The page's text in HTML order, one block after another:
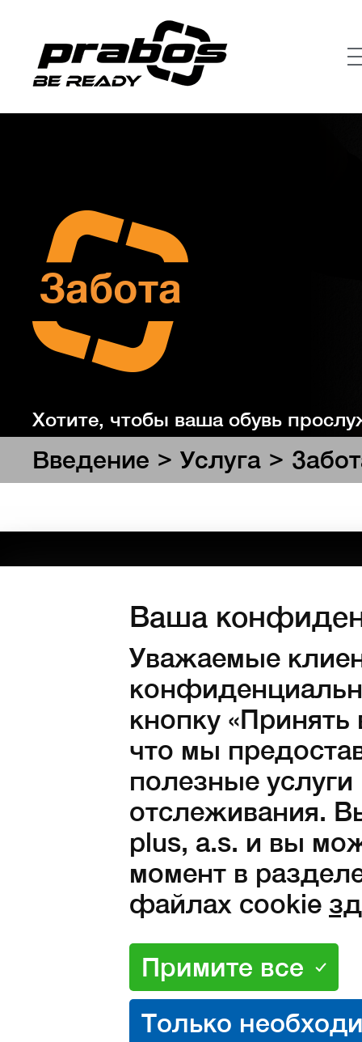
Ваша
Уважаемые
кнопку «Принять
что мы
полезные
отслеживания.
plus, a.s. и вы
момент в
файлах cookie
Забота
Хотите, чтобы ваша обувь
долго и хорошо?
Обеспечьте им должный уход.
Введение > Услуга >
ПРОДУКТЫ
МЕНЮ
О нас